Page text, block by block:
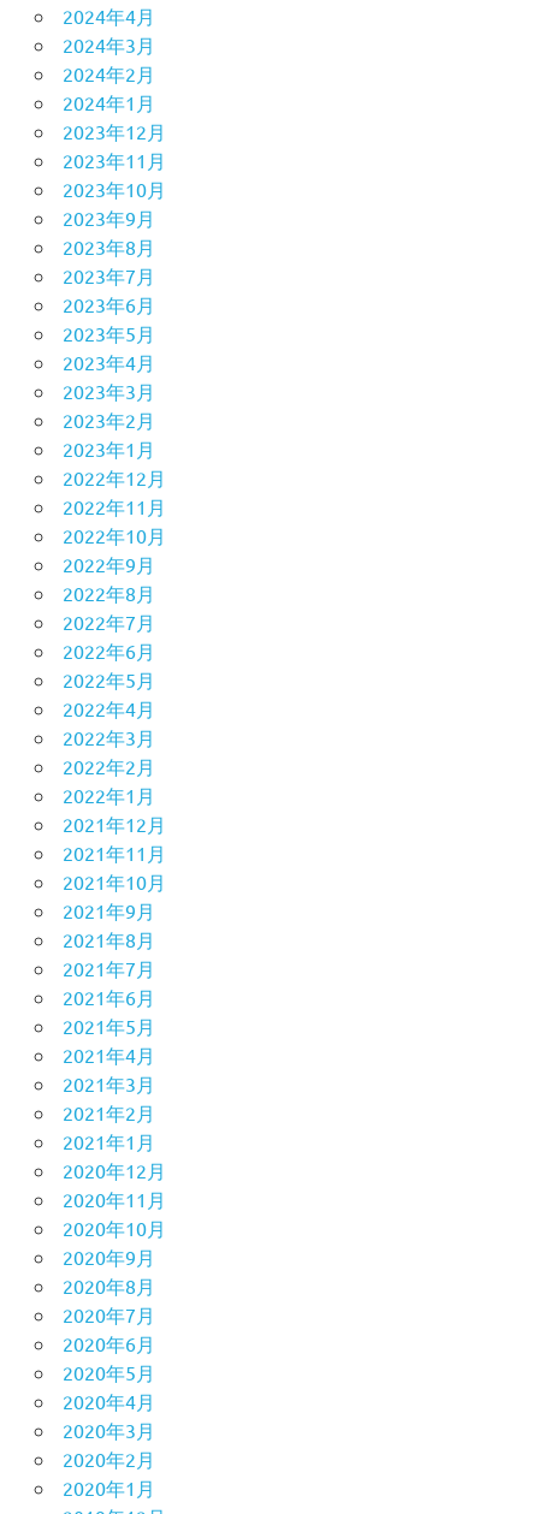
2024年4月
2024年3月
2024年2月
2024年1月
2023年12月
2023年11月
2023年10月
2023年9月
2023年8月
2023年7月
2023年6月
2023年5月
2023年4月
2023年3月
2023年2月
2023年1月
2022年12月
2022年11月
2022年10月
2022年9月
2022年8月
2022年7月
2022年6月
2022年5月
2022年4月
2022年3月
2022年2月
2022年1月
2021年12月
2021年11月
2021年10月
2021年9月
2021年8月
2021年7月
2021年6月
2021年5月
2021年4月
2021年3月
2021年2月
2021年1月
2020年12月
2020年11月
2020年10月
2020年9月
2020年8月
2020年7月
2020年6月
2020年5月
2020年4月
2020年3月
2020年2月
2020年1月